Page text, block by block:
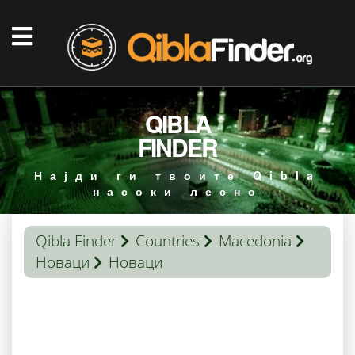
QIBLA
FINDER
Најди ги твоите Qibla
насоки лесно
Qibla Finder Countries
Macedonia
Новаци
Новаци